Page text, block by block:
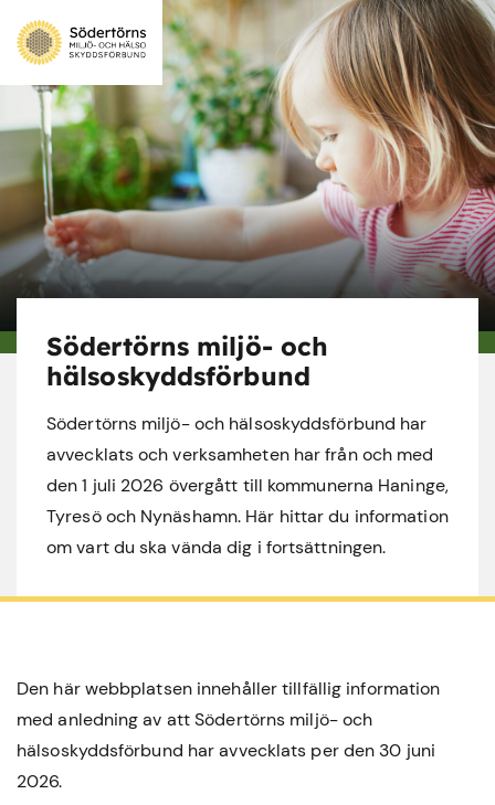
Södertörns miljö- och
hälsoskyddsförbund
Södertörns miljö- och hälsoskyddsförbund har
avvecklats och verksamheten har från och med
den 1 juli 2026 övergått till kommunerna Haninge,
Tyresö och Nynäshamn. Här hittar du information
om vart du ska vända dig i fortsättningen.
Den här webbplatsen innehåller tillfällig information
med anledning av att Södertörns miljö- och
hälsoskyddsförbund har avvecklats per den 30 juni
2026.